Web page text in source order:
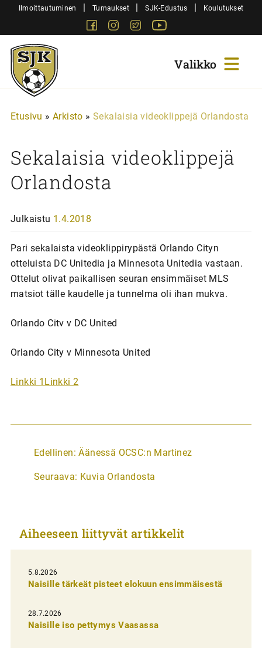
SiirryIlmoittautuminen | Turnaukset | SJK-Edustus | Koulutukset
FacebookInstagram
Twitter
Sjk-
Juniorit
Etusivu » Arkisto » Sekalaisia videoklippejä Orlandosta
Sekalaisia videoklippejä
Orlandosta
Julkaistu 1.4.2018
Pari sekalaista videoklippirypästä Orlando Cityn
otteluista DC Unitedia ja Minnesota Unitedia vastaan.
Ottelut olivat paikallisen seuran ensimmäiset MLS
matsiot tälle kaudelle ja tunnelma oli ihan mukva.
Orlando Citv v DC United
Orlando City v Minnesota United
Linkki 1 Linkki 2
A
t
k
e
l
i
e
n
Edellinen: Äänessä OCSC:n Martinez
Seuraava: Kuvia Orlandosta
Aiheeseen liittyvät artikkelit
5.8.2026
Naisille tärkeät pisteet elokuun ensimmäisestä
28.7.2026
Naisille iso pettymys Vaasassa